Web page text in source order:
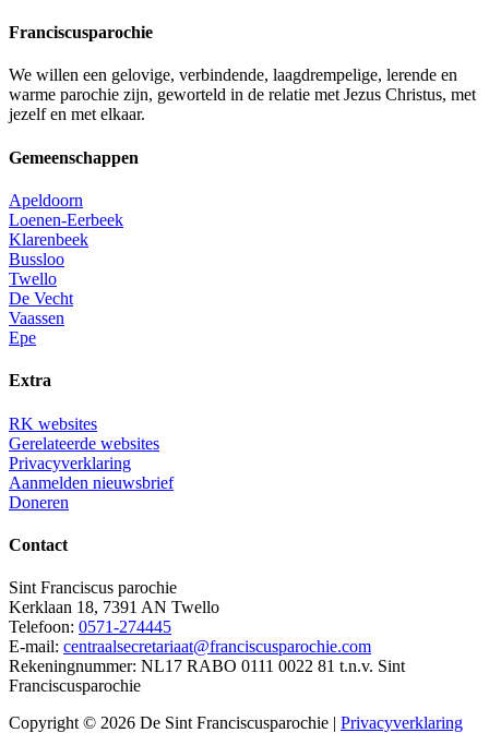
Franciscusparochie
We willen een gelovige, verbindende, laagdrempelige, lerende en
warme parochie zijn, geworteld in de relatie met Jezus Christus, met
jezelf en met elkaar.
Gemeenschappen
Apeldoorn
Loenen-Eerbeek
Klarenbeek
Bussloo
Twello
De Vecht
Vaassen
Epe
Extra
RK websites
Gerelateerde websites
Privacyverklaring
Aanmelden nieuwsbrief
Doneren
Contact
Sint Franciscus parochie
Kerklaan 18, 7391 AN Twello
Telefoon: 0571-274445
E-mail: centraalsecretariaat@franciscusparochie.com
Rekeningnummer: NL17 RABO 0111 0022 81 t.n.v. Sint
Franciscusparochie
Copyright © 2026 De Sint Franciscusparochie | Privacyverklaring